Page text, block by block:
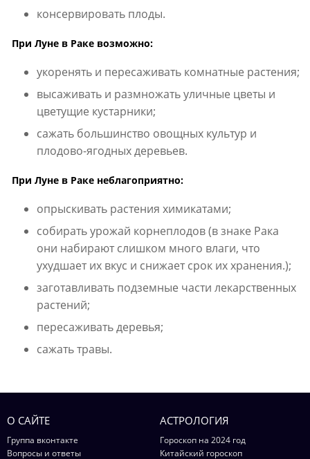
консервировать плоды.
При Луне в Раке возможно:
укоренять и пересаживать комнатные растения;
высаживать и размножать уличные цветы и
цветущие кустарники;
сажать большинство овощных культур и
плодово-ягодных деревьев.
При Луне в Раке неблагоприятно:
опрыскивать растения химикатами;
собирать урожай корнеплодов (в знаке Рака
они набирают слишком много влаги, что
ухудшает их вкус и снижает срок их хранения.);
заготавливать подземные части лекарственных
растений;
пересаживать деревья;
сажать травы.
О САЙТЕ
Группа вконтакте
Вопросы и ответы
АСТРОЛОГИЯ
Гороскоп на 2024 год
Китайский гороскоп